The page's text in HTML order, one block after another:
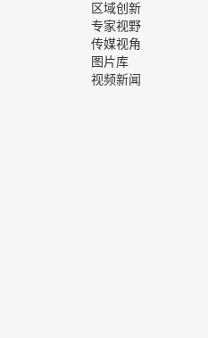
区域创新
专家视野
传媒视角
图片库
视频新闻